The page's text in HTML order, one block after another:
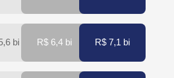
bi R$ 6,4 bi R$ 7,1 bi